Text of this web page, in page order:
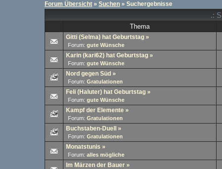
Forum Übersicht » Suchen » Suchergebnisse
.:
Thema
Gitti (Selma) hat Geburtstag »
Forum: gute Wünsche
Karin (kari62) hat Geburtstag »
Forum: gute Wünsche
Nord gegen Süd »
Forum: Gratulationen
Feli (Haluter) hat Geburtstag »
Forum: gute Wünsche
Kampf der Elemente »
Forum: Gratulationen
Buchstaben-Duell »
Forum: Gratulationen
Monatstunis »
Forum: alles mögliche
Im Märzen der Bauer »